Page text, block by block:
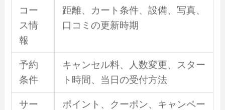
コー
ス情
報
距離、カート条件、設備、写真、
口コミの更新時期
予約
条件
キャンセル料、人数変更、スター
ト時間、当日の受付方法
サー
ポイント、クーポン、キャンペー